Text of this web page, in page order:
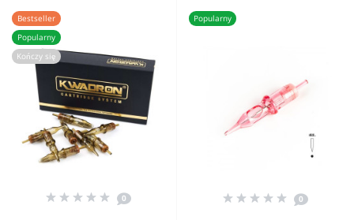
Bestseller
Popularny
Kończy się
0
Popularny
0